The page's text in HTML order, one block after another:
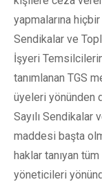
yapmalarına
Sendikalar ve
İşyeri
tanımlanan TGS
üyeleri yönünden
Sayılı Sendikalar
maddesi başta
haklar tanıyan
yöneticileri